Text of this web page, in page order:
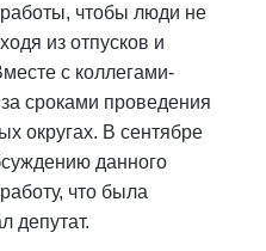
чтобы люди не
из отпусков и
с коллегами-
сроками проведения
округах. В сентябре
данного
что была
депутат.